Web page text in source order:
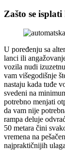
Zašto se
U poređenju sa
lanci ili
vozila nudi
vam višegodišnje
nastaju kada tuđe
svedeni na
potrebno menjati
da vam nije
rampa deluje
50 metara čini
vremena na
najpraktičnijih